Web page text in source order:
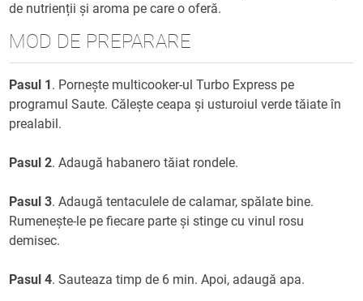
de nutrienții și aroma pe care o oferă.
MOD DE PREPARARE
Pasul 1. Pornește multicooker-ul Turbo Express pe
programul Saute. Călește ceapa și usturoiul verde tăiate în
prealabil.
Pasul 2. Adaugă habanero tăiat rondele.
Pasul 3. Adaugă tentaculele de calamar, spălate bine.
Rumenește-le pe fiecare parte și stinge cu vinul rosu
demisec.
Pasul 4. Sauteaza timp de 6 min. Apoi, adaugă apa.